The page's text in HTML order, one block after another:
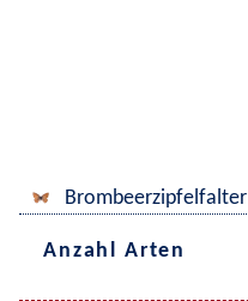
Brombeerzipfelfalter
Anzahl Arten